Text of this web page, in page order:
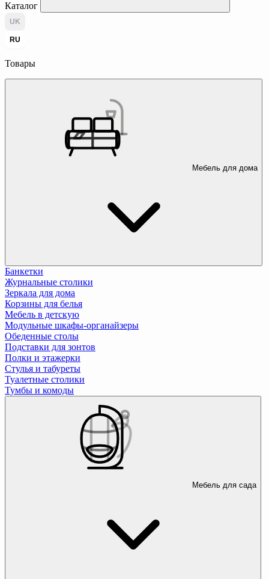
Каталог
UK
RU
Товары
Мебель для дома
Банкетки
Журнальные столики
Зеркала для дома
Корзины для белья
Мебель в детскую
Модульные шкафы-органайзеры
Обеденные столы
Подставки для зонтов
Полки и этажерки
Стулья и табуреты
Туалетные столики
Тумбы и комоды
Мебель для сада